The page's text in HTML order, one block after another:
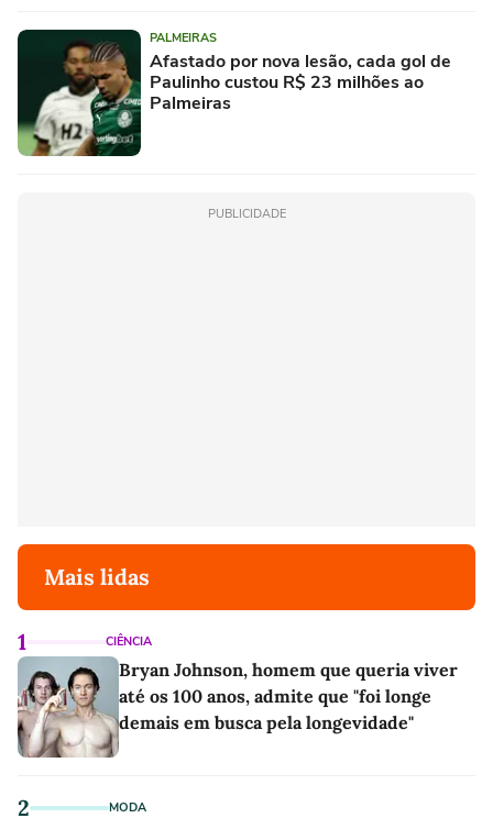
PALMEIRAS
Afastado por nova lesão, cada gol de
Paulinho custou R$ 23 milhões ao
Palmeiras
PUBLICIDADE
Mais lidas
1 CIÊNCIA
Bryan Johnson, homem que queria viver
até os 100 anos, admite que "foi longe
demais em busca pela longevidade"
2 MODA